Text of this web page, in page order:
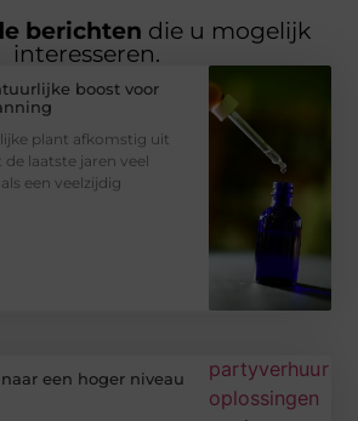
berichten die u mogelijk
interesseren.
boost voor
plant afkomstig uit
laatste jaren veel
een veelzijdig
een hoger niveau